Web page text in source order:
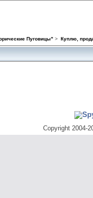
Пуговицы" > Куплю,
Copyright 2004-